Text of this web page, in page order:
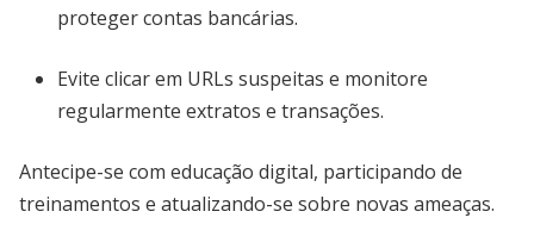
proteger contas bancárias.
Evite clicar em URLs suspeitas e monitore
regularmente extratos e transações.
Antecipe-se com educação digital, participando de
treinamentos e atualizando-se sobre novas ameaças.